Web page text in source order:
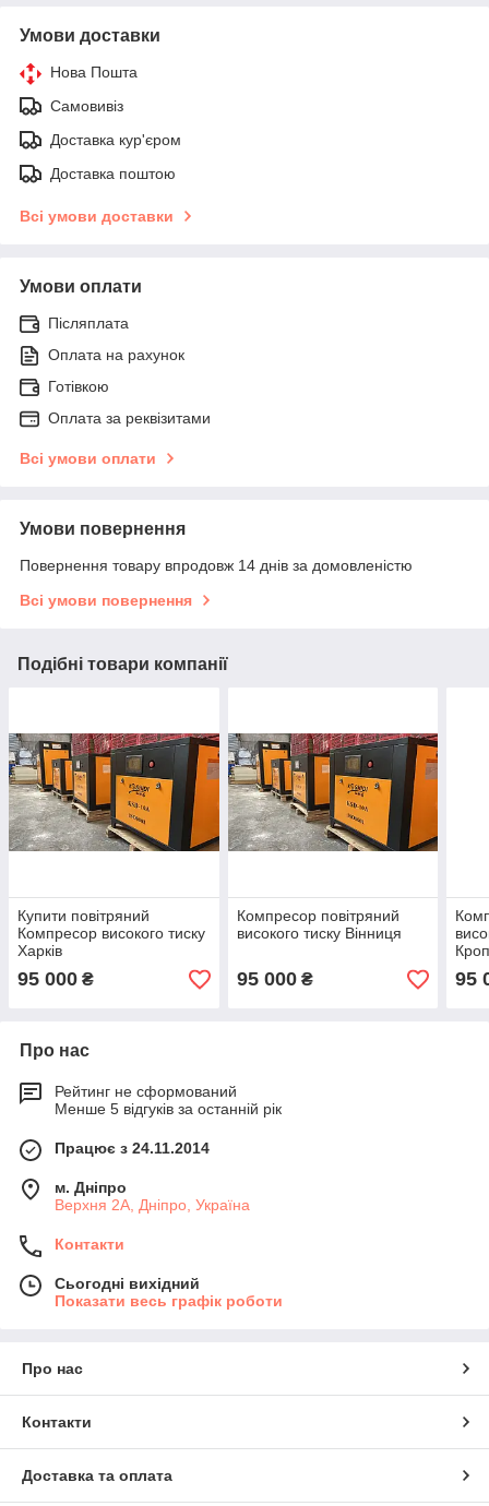
Умови доставки
Нова Пошта
Самовивіз
Доставка кур'єром
Доставка поштою
Всі умови доставки
Умови оплати
Післяплата
Оплата на рахунок
Готівкою
Оплата за реквізитами
Всі умови оплати
Умови повернення
Повернення товару впродовж 14 днів за домовленістю
Всі умови повернення
Подібні товари компанії
Купити повітряний
Компресор високого тиску
Харків
95 000 ₴
Компресор повітряний
високого тиску Вінниця
95 000₴ 95
Про нас
Рейтинг не сформований
Менше 5 відгуків за останній рік
Працює з 24.11.2014
м. Дніпро
Верхня 2А, Дніпро, Україна
Контакти
Сьогодні вихідний
Показати весь графік роботи
Про нас
Контакти
Доставка та оплата